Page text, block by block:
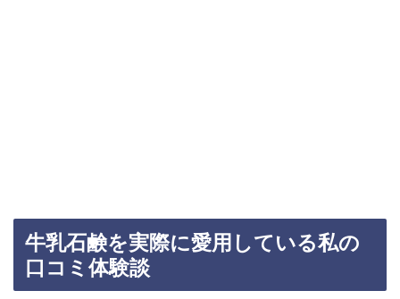
牛乳石鹸を実際に愛用している私の
口コミ体験談